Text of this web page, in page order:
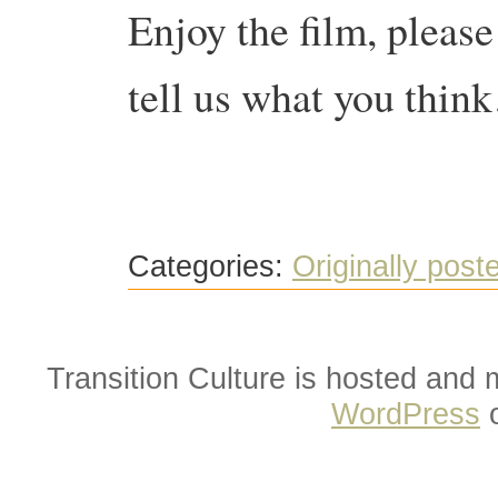
Enjoy the film,
tell us what you
Categories: Originally
Transition Culture is hosted and
WordPress